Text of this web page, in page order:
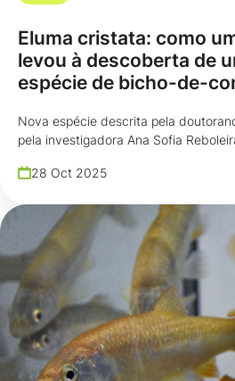
Eluma cristata: como
levou à descoberta de
espécie de bicho-de-
Nova espécie descrita pela
pela investigadora Ana Sofia
28 Oct 2025